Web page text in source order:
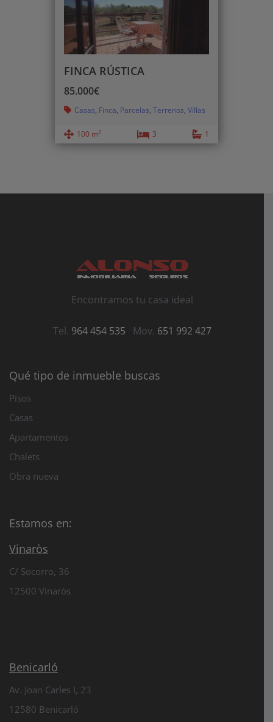
FINCA RÚSTICA
85.000€
Casas, Finca, Parcelas, Terrenos, Villas
100 m2 3 1
Encontramos tu casa ideal
Tel. 964 454 535 Mov. 651 992 427
Qué tipo de inmueble buscas
Pisos
Casas
Apartamentos
Chalets
Obra nueva
Estamos en:
Vinaròs
C/ Socorro, 36
12500 Vinaròs
Benicarló
Av. Joan Carles I, 23
12580 Benicarló